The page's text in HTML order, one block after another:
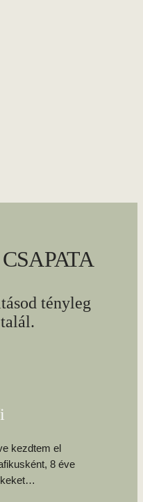
tényleg
kezdtem el
8 éve
…